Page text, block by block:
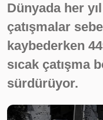
Dünyada her
çatışmalar
kaybederken
sıcak çatışma
sürdürüyor.